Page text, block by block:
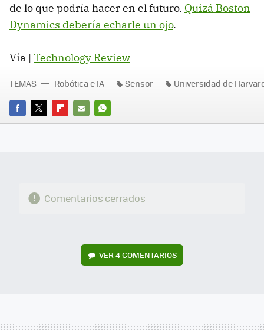
de lo que podría hacer en el futuro. Quizá Boston
Dynamics debería echarle un ojo.
Vía | Technology Review
FACEBOOK
TWITTERFLIPBOARD
E-
WHATSAPP
TEMAS Robótica e IA Sensor Universidad de
Comentarios cerrados
VER4 COMENTARIOS